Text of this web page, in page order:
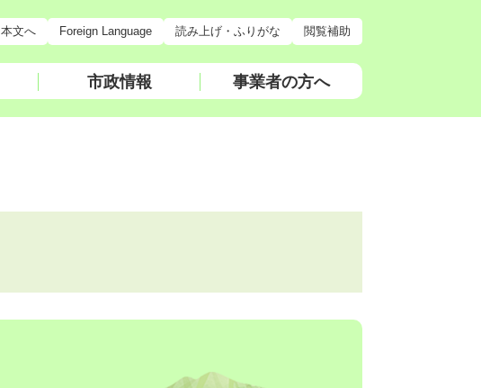
本文へ Foreign Language 読み上げ・ふりがな 閲覧補助
市政情報 事業者の方へ